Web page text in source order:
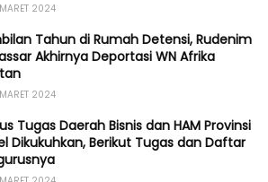
2024
Tahun di Rumah Detensi, Rudenim
Akhirnya Deportasi WN Afrika
2024
Tugas Daerah Bisnis dan HAM Provinsi
Dikukuhkan, Berikut Tugas dan Daftar